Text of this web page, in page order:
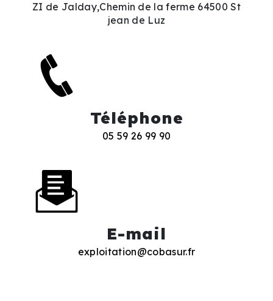
ZI de Jalday,Chemin de la ferme 64500 St
jean de Luz
Téléphone
05 59 26 99 90
E-mail
exploitation@cobasur.fr